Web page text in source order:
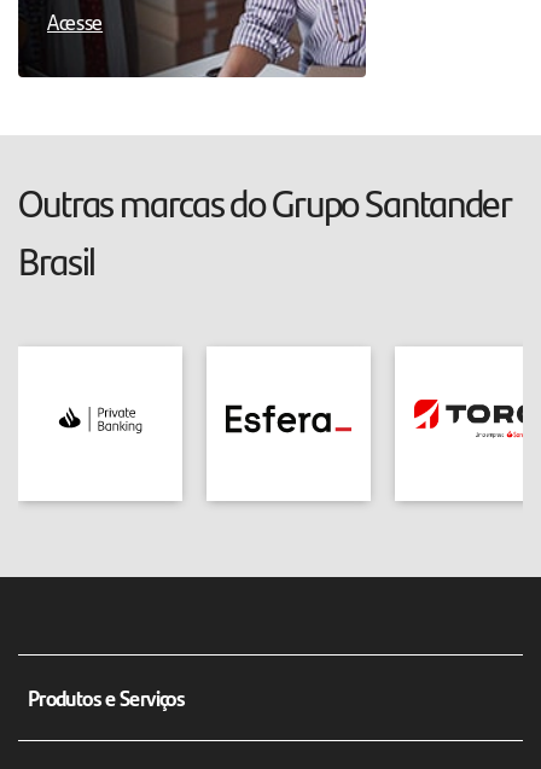
Acesse
Outras marcas do Grupo Santander
Brasil
Produtos e Serviços